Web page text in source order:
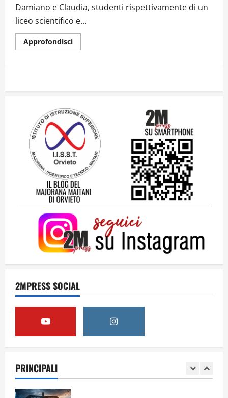
Damiano e Claudia, studenti rispettivamente di un
liceo scientifico e...
Approfondisci
2MPRESS SOCIAL
PRINCIPALI
2
14 Giugno 2026
3
Orientarsi significa Scegliere. Ogni
gesto lascia un impronta
13 Giugno 2026
4
Come hanno fatto? La scalata lampo del
Como 1907 verso l’Europa
12 Giugno 2026
5
Majorana-Maitani al Festival